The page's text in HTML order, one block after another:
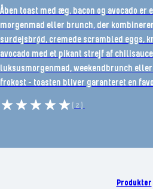
Åben toast med æg, bacon og avocado er
morgenmad eller brunch, der
surdejsbrød, cremede scrambled eggs,
avocado med et pikant strejf af
luksusmorgenmad, weekendbrunch
frokost – toasten bliver garanteret en
(2)
Produkter